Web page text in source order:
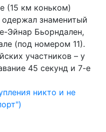
(15 км коньком)
знаменитый
Эйнар Бьорндален,
(под номером 11).
участников – у
45 секунд и 7-е
никто и не